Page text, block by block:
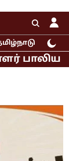
புகார்!